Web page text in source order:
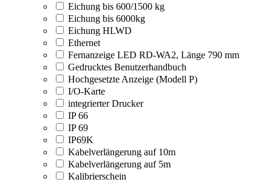
Eichung bis 600/1500 kg
Eichung bis 6000kg
Eichung HLWD
Ethernet
Fernanzeige LED RD-WA2, Länge 790 mm
Gedrucktes Benutzerhandbuch
Hochgesetzte Anzeige (Modell P)
I/O-Karte
integrierter Drucker
IP 66
IP 69
IP69K
Kabelverlängerung auf 10m
Kabelverlängerung auf 5m
Kalibrierschein